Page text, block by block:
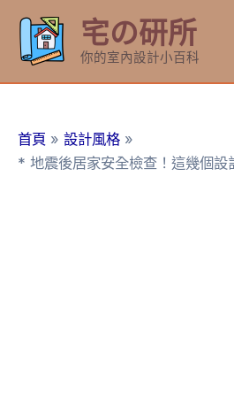
要
宅の研所
你的室內設計小百科
首頁
設計風格
* 地震後居家安全檢查！這幾個設